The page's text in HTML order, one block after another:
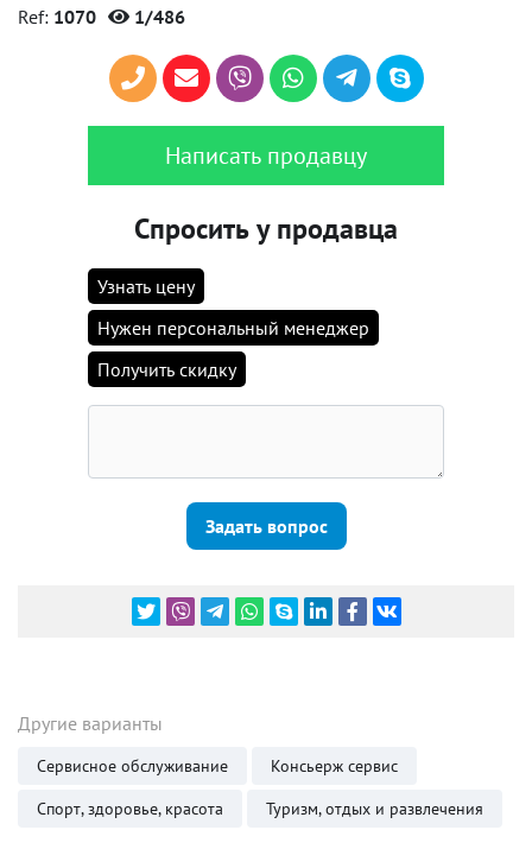
Ref: 1070 1/486
Написать продавцу
Спросить у продавца
Узнать цену
Нужен персональный менеджер
Получить скидку
Задать вопрос
Другие варианты
Сервисное обслуживание
Консьерж сервис
Спорт, здоровье, красота
Туризм, отдых и развлечения